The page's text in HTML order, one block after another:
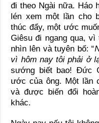
đi theo Ngài nữa. Háo
lén xem một lần cho
thúc đẩy, một ước
Giêsu đi ngang qua,
nhìn lên và tuyên bố: “
vì hôm nay tôi phải ở
sướng biết bao! Đức
ước của ông. Một lần
và được biến đổi
khác.